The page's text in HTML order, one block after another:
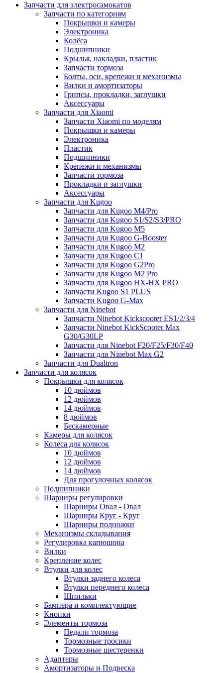
Запчасти для электросамокатов
Запчасти по категориям
Покрышки и камеры
Электроника
Колёса
Подшипники
Крылья, накладки, пластик
Запчасти тормоза
Болты, оси, крепежи и механизмы
Вилки и амортизаторы
Грипсы, прокладки, заглушки
Аксессуары
Запчасти для Xiaomi
Запчасти Xiaomi по моделям
Покрышки и камеры
Электроника
Пластик
Подшипники
Крепежи и механизмы
Запчасти тормоза
Прокладки и заглушки
Аксессуары
Запчасти для Kugoo
Запчасти для Kugoo M4/Pro
Запчасти для Kugoo S1/S2/S3/PRO
Запчасти для Kugoo M5
Запчасти для Kugoo G-Booster
Запчасти для Kugoo M2
Запчасти для Kugoo C1
Запчасти для Kugoo G2Pro
Запчасти для Kugoo M2 Pro
Запчасти для Kugoo HX-HX PRO
Запчасти Kugoo S1 PLUS
Запчасти Kugoo G-Max
Запчасти для Ninebot
Запчасти Ninebot Kickscooter ES1/2/3/4
Запчасти Ninebot KickScooter Max
G30/G30LP
Запчасти для Ninebot F20/F25/F30/F40
Запчасти для Ninebot Max G2
Запчасти для Dualtron
Запчасти для колясок
Покрышки для колясок
10 дюймов
12 дюймов
14 дюймов
8 дюймов
Бескамерные
Камеры для колясок
Колеса для колясок
10 дюймов
12 дюймов
14 дюймов
Для прогулочных колясок
Подшипники
Шарниры регулировки
Шарниры Овал - Овал
Шарниры Круг - Круг
Шарниры подножки
Механизмы складывания
Регулировка капюшона
Вилки
Крепление колес
Втулки для колес
Втулки заднего колеса
Втулки переднего колеса
Шпильки
Бампера и комплектующие
Кнопки
Элементы тормоза
Педали тормоза
Тормозные тросики
Тормозные шестеренки
Адаптеры
Амортизаторы и Подвеска